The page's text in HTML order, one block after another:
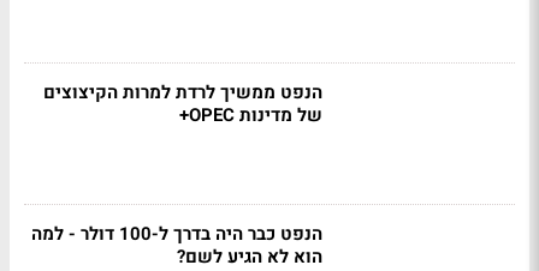
הנפט ממשיך לרדת למרות הקיצוצים
של מדינות OPEC+
הנפט כבר היה בדרך ל-100 דולר - למה
הוא לא הגיע לשם?